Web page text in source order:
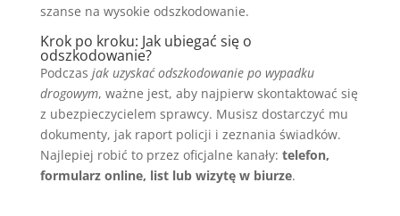
szanse na wysokie odszkodowanie.
Krok po kroku: Jak ubiegać się o
odszkodowanie?
Podczas jak uzyskać odszkodowanie po wypadku
drogowym, ważne jest, aby najpierw skontaktować się
z ubezpieczycielem sprawcy. Musisz dostarczyć mu
dokumenty, jak raport policji i zeznania świadków.
Najlepiej robić to przez oficjalne kanały: telefon,
formularz online, list lub wizytę w biurze.